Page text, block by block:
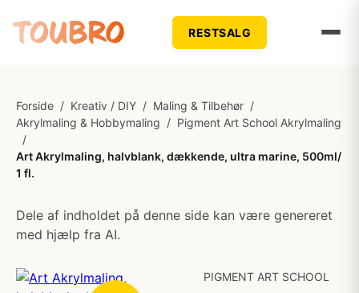
RESTSALG
Forside / Kreativ / DIY / Maling & Tilbehør /
Akrylmaling & Hobbymaling / Pigment Art School Akrylmaling
/
Art Akrylmaling, halvblank, dækkende, ultra marine, 500ml/
1 fl.
Dele af indholdet på denne side kan være genereret
med hjælp fra AI.
PIGMENT ART SCHOOL